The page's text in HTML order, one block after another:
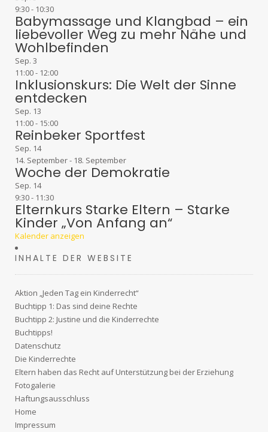
9:30- 10:30
Babymassage und Klangbad – ein
liebevoller Weg zu mehr Nähe und
Wohlbefinden
Sep. 3
11:00- 12:00
Inklusionskurs: Die Welt der Sinne
entdecken
Sep. 13
11:00- 15:00
Reinbeker Sportfest
Sep. 14
14. September- 18. September
Woche der Demokratie
Sep. 14
9:30- 11:30
Elternkurs Starke Eltern – Starke
Kinder „Von Anfang an“
Kalender anzeigen
INHALTE DER WEBSITE
Aktion „Jeden Tag ein Kinderrecht“
Buchtipp 1: Das sind deine Rechte
Buchtipp 2: Justine und die Kinderrechte
Buchtipps!
Datenschutz
Die Kinderrechte
Eltern haben das Recht auf Unterstützung bei der Erziehung
Fotogalerie
Haftungsausschluss
Home
Impressum